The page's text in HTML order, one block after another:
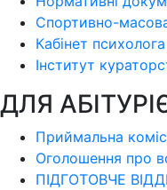
Спортивно-
Кабінет психолога
Інститут
ДЛЯ
Приймальна
Оголошення про
ПІДГОТОВЧЕ